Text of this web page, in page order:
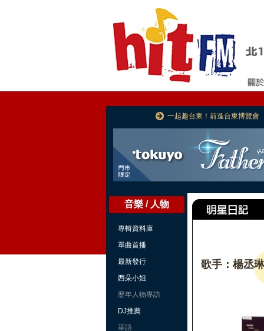
一起趣台東！前進台東博覽會
音樂 / 人物
專輯資料庫
單曲首播
最新發行
西朵小姐
歷年人物專訪
DJ推薦
華語
歌手：楊丞琳